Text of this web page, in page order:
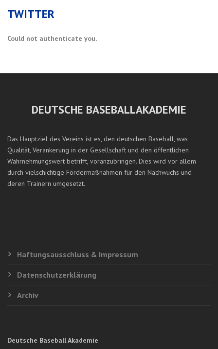
TWITTER
Could not authenticate you.
DEUTSCHE BASEBALLAKADEMIE
Das Hauptziel des Vereins ist es, den deutschen Baseball, was
Qualität, Verankerung in der Gesellschaft und den öffentlichen
Wahrnehmungswert betrifft, voranzubringen. Dies wird vor allem
durch vielschichtige Fördermaßnahmen für den Nachwuchs und
deren Trainern umgesetzt.
Haftungsausschluss & Impressum
Datenschutzerklärung
Archiv
Deutsche Baseball Akademie